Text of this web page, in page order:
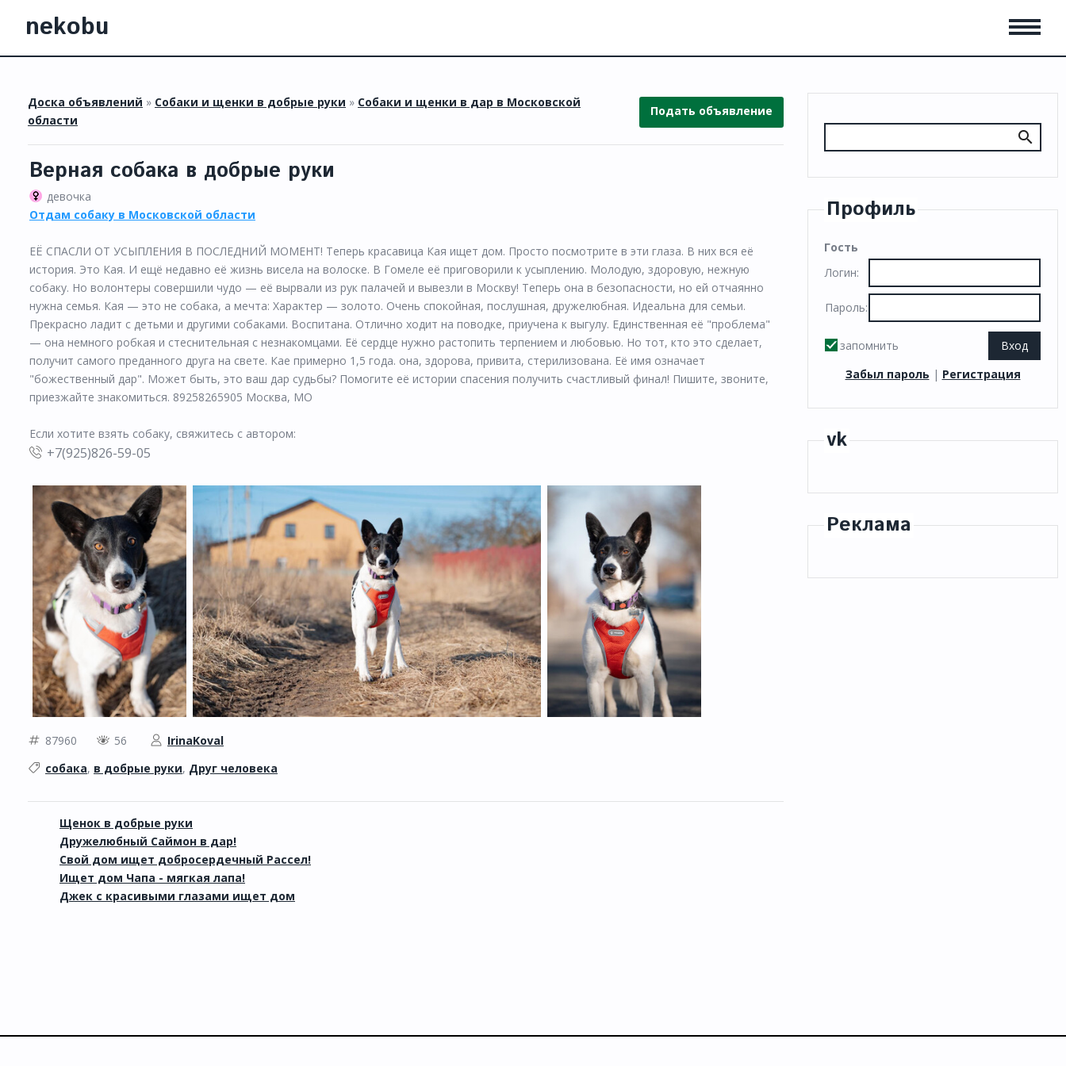
nekobu
Доска объявлений » Собаки и щенки в добрые руки » Собаки и щенки в дар в Московской
области
Подать объявление
Верная собака в добрые руки
девочка
Отдам собаку в Московской области
ЕЁ СПАСЛИ ОТ УСЫПЛЕНИЯ В ПОСЛЕДНИЙ МОМЕНТ! Теперь красавица Кая ищет дом. Просто посмотрите в эти глаза. В них вся её
история. Это Кая. И ещё недавно её жизнь висела на волоске. В Гомеле её приговорили к усыплению. Молодую, здоровую, нежную
собаку. Но волонтеры совершили чудо — её вырвали из рук палачей и вывезли в Москву! Теперь она в безопасности, но ей отчаянно
нужна семья. Кая — это не собака, а мечта: Характер — золото. Очень спокойная, послушная, дружелюбная. Идеальна для семьи.
Прекрасно ладит с детьми и другими собаками. Воспитана. Отлично ходит на поводке, приучена к выгулу. Единственная её "проблема"
— она немного робкая и стеснительная с незнакомцами. Её сердце нужно растопить терпением и любовью. Но тот, кто это сделает,
получит самого преданного друга на свете. Кае примерно 1,5 года. она, здорова, привита, стерилизована. Её имя означает
"божественный дар". Может быть, это ваш дар судьбы? Помогите её истории спасения получить счастливый финал! Пишите, звоните,
приезжайте знакомиться. 89258265905 Москва, МО
Если хотите взять собаку, свяжитесь с автором:
+7(925)826-59-05
87960 56
IrinaKoval
собака, в добрые руки, Друг человека
Щенок в добрые руки
Дружелюбный Саймон в дар!
Свой дом ищет добросердечный Рассел!
Ищет дом Чапа - мягкая лапа!
Джек с красивыми глазами ищет дом
Профиль
Гость
Логин:
Пароль:
запомнить
Забыл пароль | Регистрация
vk
Реклама